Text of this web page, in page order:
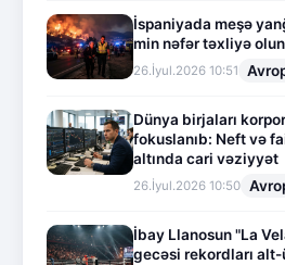
İspaniyada meşə
min nəfər təxliyə
26.İyul.2026 10:51
Dünya birjaları
fokuslanıb: Neft və
altında cari vəziyyət
26.İyul.2026 10:50
İbay Llanosun "La
gecəsi rekordları